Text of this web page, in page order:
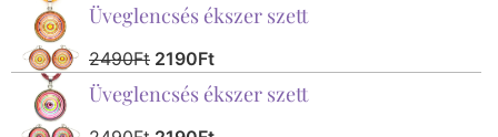
Üveglencsés ékszer szett
2490Ft 2190Ft
Üveglencsés ékszer szett